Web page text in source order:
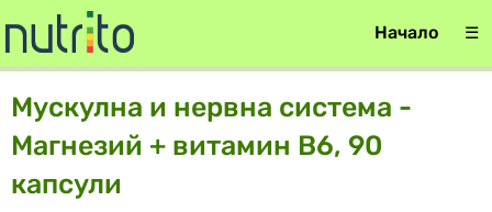
Начало ☰
Мускулна и нервна система -
Магнезий + витамин B6, 90
капсули